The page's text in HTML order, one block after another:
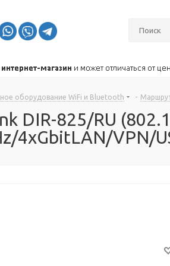
оборудование WiFi и Bluetooth -
DIR-825/RU
4xGbitLAN/VPN/